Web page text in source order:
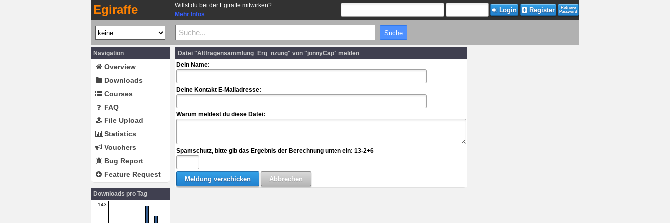
Egiraffe
Willst du bei der Egiraffe mitwirken?
Mehr Infos
Login Register
Retrieve
Password
Navigation
Overview
Downloads
Courses
FAQ
File Upload
Statistics
Vouchers
Bug Report
Feature Request
Downloads pro Tag
143
Datei "Altfragensammlung_Erg_nzung" von "jonnyCap" melden
Dein Name:
Deine Kontakt E-Mailadresse:
Warum meldest du diese Datei:
Spamschutz, bitte gib das Ergebnis der Berechnung unten ein: 13-2+6